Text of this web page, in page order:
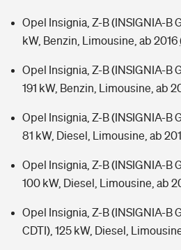
Opel Insignia, Z-B (INSIGNIA-B
kW, Benzin, Limousine, ab 2016
Opel Insignia, Z-B (INSIGNIA-B
191 kW, Benzin, Limousine, ab
Opel Insignia, Z-B (INSIGNIA-B
81 kW, Diesel, Limousine, ab
Opel Insignia, Z-B (INSIGNIA-B
100 kW, Diesel, Limousine, ab
Opel Insignia, Z-B (INSIGNIA-B
CDTI), 125 kW, Diesel,